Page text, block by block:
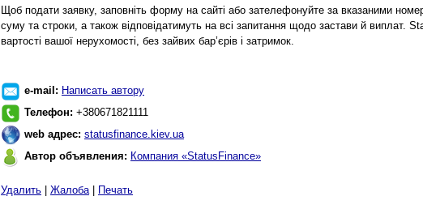
Щоб подати заявку, заповніть форму на сайті або зателефонуйте за вказаними
суму та строки, а також відповідатимуть на всі запитання щодо застави й виплат.
вартості вашої нерухомості, без зайвих бар’єрів і затримок.
e-mail: Написать автору
Телефон: ‎+380671821111
web адрес: statusfinance.kiev.ua
Автор объявления: Компания «StatusFinance»
Удалить Жалоба| Печать